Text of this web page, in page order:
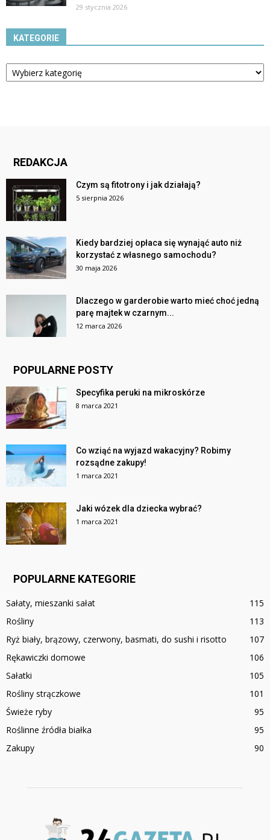
29 stycznia 2026
KATEGORIE
Kategorie
REDAKCJA
Czym są fitotrony i jak działają?
5 sierpnia 2026
Kiedy bardziej opłaca się wynająć auto niż
korzystać z własnego samochodu?
30 maja 2026
Dlaczego w garderobie warto mieć choć jedną
parę majtek w czarnym...
12 marca 2026
POPULARNE POSTY
Specyfika peruki na mikroskórze
8 marca 2021
Co wziąć na wyjazd wakacyjny? Robimy
rozsądne zakupy!
1 marca 2021
Jaki wózek dla dziecka wybrać?
1 marca 2021
POPULARNE KATEGORIE
Sałaty, mieszanki sałat
115
Rośliny
113
Ryż biały, brązowy, czerwony, basmati, do sushi i risotto
107
Rękawiczki domowe
106
Sałatki
105
Rośliny strączkowe
101
Świeże ryby
95
Roślinne źródła białka
95
Zakupy
90